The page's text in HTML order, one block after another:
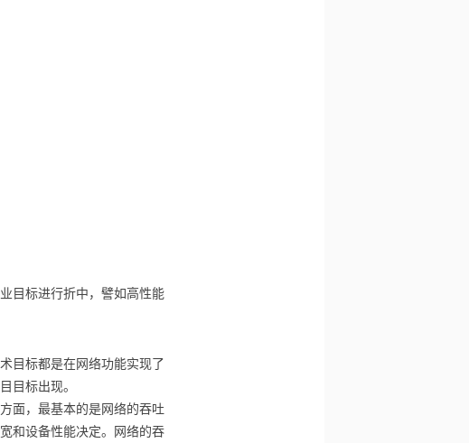
目标进行折中，譬如高性能
目标都是在网络功能实现了
目标出现。
面，最基本的是网络的吞吐
和设备性能决定。网络的吞